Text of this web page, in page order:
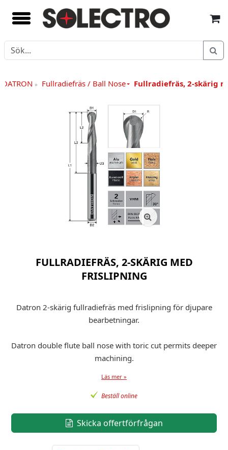
» Fullradiefräs / Ball Nose Fullradiefräs, 2-skärig
FULLRADIEFRÄS, 2-SKÄRIG MED
FRISLIPNING
Datron 2-skärig fullradiefräs med frislipning för djupare
bearbetningar.
Datron double flute ball nose with toric cut permits deeper
machining.
Läs mer »
Beställ online
Skicka offertförfrågan